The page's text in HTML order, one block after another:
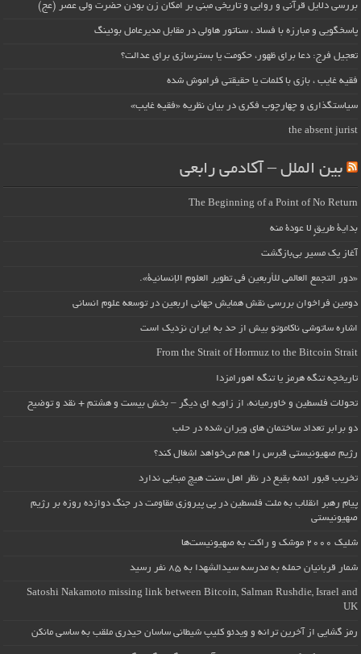
بررسی دلایل قرآنی و روایی و تاریخی مبنی بر امکان زن بودن حضرت ولی عصر (عج)
پاسخگویی و مبارزه با فساد ، سناتور هاولی در مقابل مدیرعامل بوئینگ
تعجیل فرج: دعا برای ظهور، حکومت یا بسترسازی برای عدالت؟
فقیه غایب ، بازی با کلمات یا حقیقتی فراموش شده
سیاستگذاری و چهارچوب فکری در بیان نظریه «فقیه غایب»
the absent jurist
بین الملل – آکادمی رابعی
The Beginning of a Point of No Return
بداية طريقٍ لا عودة منه
آغاز یک مسیر بی‌بازگشت
«دور التجمع العالمي للأربعين في تطوير العلوم الإنسانية».
دومین فراخوان بررسی نقش همایش جهانی اربعین در توسعه علوم انسانی
اشاره ساتوشی ناکاموتو بیش از حد به ایران نزدیک است
From the Strait of Hormuz to the Bitcoin Strait
تاریخچه تنگه هرمز یا تنگه اهورامزدا
تحولات فلسطین و خاورمیانه، از زاویه ای دیگر – بخش بیست و هشتم + نقد و توضیح
دو برابر تعداد ساختمان های ویران شده در حلب
رژیم صهیونیستی قبرس را هم می‌خواهد اشغال کند؟
تخریب قبور ائمه بقیع در نظر اهل سنت هیچ مبنایی ندارد
پیام رهبر انقلاب به ملت فلسطین در پی پیروزی مقاومت در جنگ دوازده روزه بر رژیم
صهیونیستی
شلیک ۲۰۰۰ موشک و راکت به صهیونیست‌ها
شمار قربانیان حمله به مدرسه سیدالشهدا به ۸۵ نفر رسید
Satoshi Nakamoto missing link between Bitcoin, Salman Rushdie, Israel and
UK
رمز گشایی از آخرین ترانه و ویدئو کلیپ شیطانی ساسان حیدری ملقب به ساسی مانکن